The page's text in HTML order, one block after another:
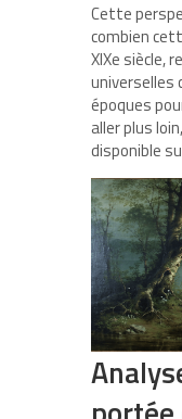
Cette
combien
XIXe siècle,
universelles
époques
aller plus
disponible